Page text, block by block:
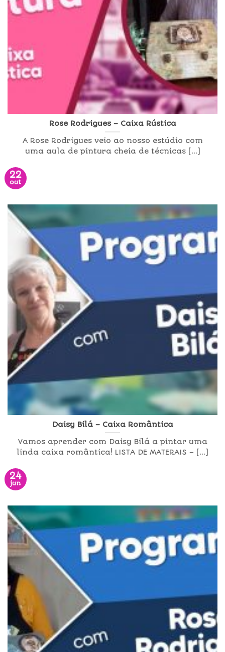
Rose Rodrigues – Caixa Rústica
A Rose Rodrigues veio ao nosso estúdio com
uma aula de pintura cheia de técnicas [...]
22
out
Daisy Bilá – Caixa Romântica
Vamos aprender com Daisy Bilá a pintar uma
linda caixa romântica! LISTA DE MATERAIS – [...]
24
jun